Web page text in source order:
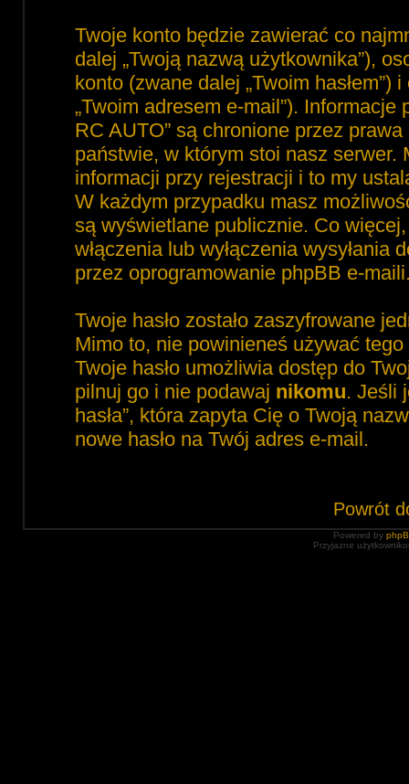
Twoje konto będzie zawierać co
dalej „Twoją nazwą użytkownika”),
konto (zwane dalej „Twoim
„Twoim adresem e-mail”).
RC AUTO” są chronione przez
państwie, w którym stoi nasz
informacji przy rejestracji i to my
W każdym przypadku masz
są wyświetlane publicznie. Co
włączenia lub wyłączenia
przez oprogramowanie phpBB e-
Twoje hasło zostało zaszyfrowane
Mimo to, nie powinieneś używać
Twoje hasło umożliwia dostęp do
pilnuj go i nie podawaj nikomu. Jeśli
hasła”, która zapyta Cię o Twoją
nowe hasło na Twój adres e-mail.
Powrót
Powered by
Przyjazne